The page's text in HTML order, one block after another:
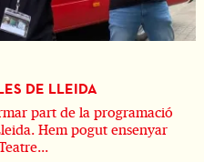
DE LLEIDA
part de la programació
Hem pogut ensenyar